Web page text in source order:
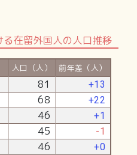
在留外国人の人口推移
人口（人） 前年差（人）
81 +13
68 +22
46 +1
45 -1
46 +0